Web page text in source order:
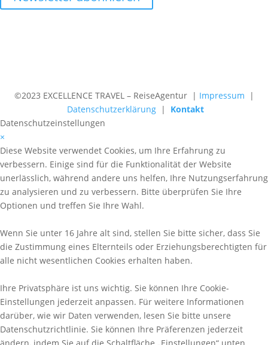
©2023 EXCELLENCE TRAVEL – ReiseAgentur | Impressum |
Datenschutzerklärung | Kontakt
Datenschutzeinstellungen
×
Diese Website verwendet Cookies, um Ihre Erfahrung zu
verbessern. Einige sind für die Funktionalität der Website
unerlässlich, während andere uns helfen, Ihre Nutzungserfahrung
zu analysieren und zu verbessern. Bitte überprüfen Sie Ihre
Optionen und treffen Sie Ihre Wahl.
Wenn Sie unter 16 Jahre alt sind, stellen Sie bitte sicher, dass Sie
die Zustimmung eines Elternteils oder Erziehungsberechtigten für
alle nicht wesentlichen Cookies erhalten haben.
Ihre Privatsphäre ist uns wichtig. Sie können Ihre Cookie-
Einstellungen jederzeit anpassen. Für weitere Informationen
darüber, wie wir Daten verwenden, lesen Sie bitte unsere
Datenschutzrichtlinie. Sie können Ihre Präferenzen jederzeit
ändern, indem Sie auf die Schaltfläche „Einstellungen“ unten